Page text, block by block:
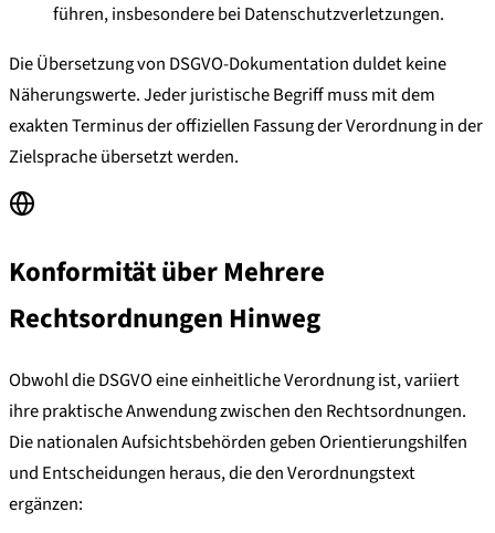
führen, insbesondere bei Datenschutzverletzungen.
Die Übersetzung von DSGVO-Dokumentation duldet keine
Näherungswerte. Jeder juristische Begriff muss mit dem
exakten Terminus der offiziellen Fassung der Verordnung in der
Zielsprache übersetzt werden.
Konformität über Mehrere
Rechtsordnungen Hinweg
Obwohl die DSGVO eine einheitliche Verordnung ist, variiert
ihre praktische Anwendung zwischen den Rechtsordnungen.
Die nationalen Aufsichtsbehörden geben Orientierungshilfen
und Entscheidungen heraus, die den Verordnungstext
ergänzen: